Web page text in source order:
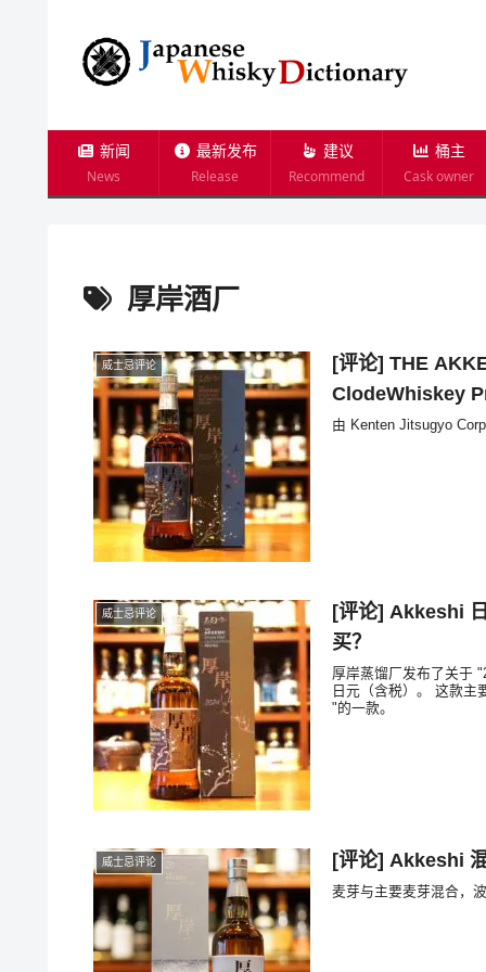
新闻
News
最新发布
Release
建议
Recommend
桶主
Cask owner
厚岸酒厂
威士忌评论
[评论] THE
ClodeWhiskey
由 Kenten Jitsugyo
威士忌评论
[评论] Akkeshi
买？
厚岸蒸馏厂发布了关于
日元（含税）。 这款主
"的一款。
威士忌评论 [评论] Akkeshi
麦芽与主要麦芽混合，